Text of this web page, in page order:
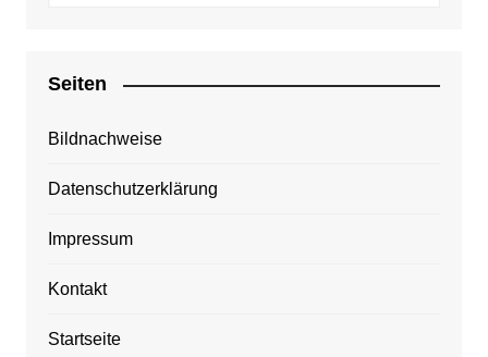
Seiten
Bildnachweise
Datenschutzerklärung
Impressum
Kontakt
Startseite